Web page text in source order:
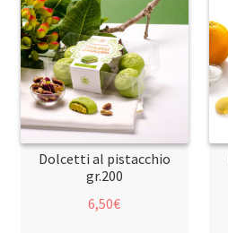
Dolcetti al pistacchio
gr.200
6,50€